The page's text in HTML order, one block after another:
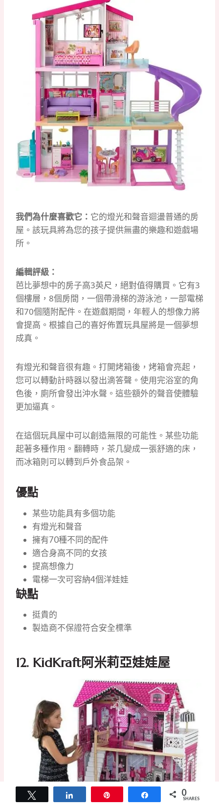
我們為什麼喜歡它： 它的燈光和聲音迴盪普通的房
屋。 該玩具將為您的孩子提供無盡的樂趣和遊戲場
所。
編輯評級：
芭比夢想中的房子高3英尺，絕對值得購買。 它有3
個樓層，8個房間，一個帶滑梯的游泳池，一部電梯
和70個隨附配件。 在遊戲期間，年輕人的想像力將
會提高。 根據自己的喜好佈置玩具屋將是一個夢想
成真。
有燈光和聲音很有趣。 打開烤箱後，烤箱會亮起，
您可以轉動計時器以發出滴答聲。 使用完浴室的角
色後，廁所會發出沖水聲。 這些額外的聲音使體驗
更加逼真。
在這個玩具屋中可以創造無限的可能性。 某些功能
起著多種作用。 翻轉時，茶几變成一張舒適的床，
而冰箱則可以轉到戶外食品架。
優點
某些功能具有多個功能
有燈光和聲音
擁有70種不同的配件
適合身高不同的女孩
提高想像力
電梯一次可容納4個洋娃娃
缺點
挺貴的
製造商不保證符合安全標準
12. KidKraft阿米莉亞娃娃屋
Share 0
SHARES